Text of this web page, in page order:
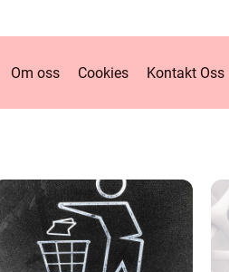
Om oss Cookies Kontakt Oss